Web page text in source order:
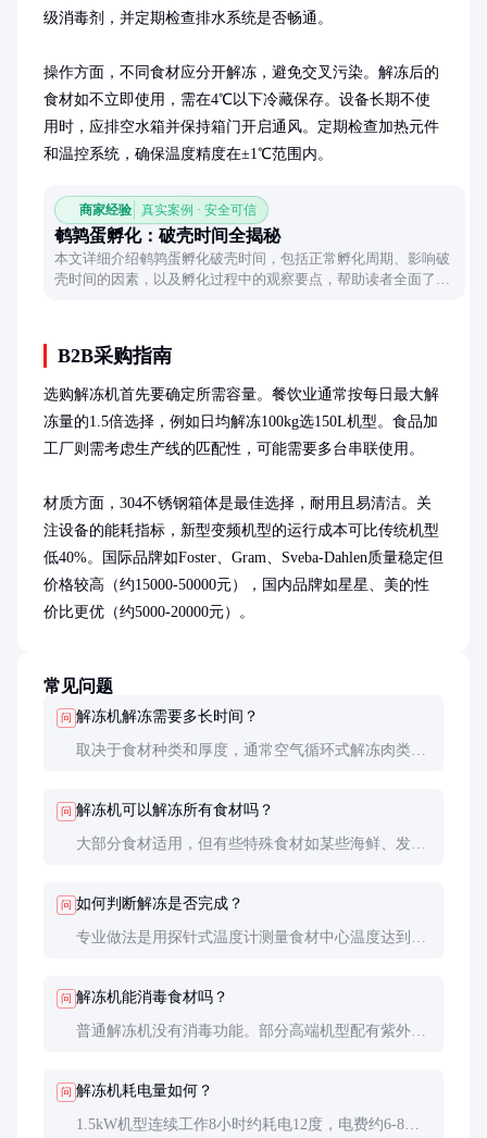
级消毒剂，并定期检查排水系统是否畅通。
操作方面，不同食材应分开解冻，避免交叉污染。解冻后的
食材如不立即使用，需在4℃以下冷藏保存。设备长期不使
用时，应排空水箱并保持箱门开启通风。定期检查加热元件
和温控系统，确保温度精度在±1℃范围内。
商家经验 真实案例 · 安全可信
鹌鹑蛋孵化：破壳时间全揭秘
本文详细介绍鹌鹑蛋孵化破壳时间，包括正常孵化周期、影响破
壳时间的因素，以及孵化过程中的观察要点，帮助读者全面了解
B2B采购指南
选购解冻机首先要确定所需容量。餐饮业通常按每日最大解
冻量的1.5倍选择，例如日均解冻100kg选150L机型。食品加
工厂则需考虑生产线的匹配性，可能需要多台串联使用。
材质方面，304不锈钢箱体是最佳选择，耐用且易清洁。关
注设备的能耗指标，新型变频机型的运行成本可比传统机型
低40%。国际品牌如Foster、Gram、Sveba-Dahlen质量稳定但
价格较高（约15000-50000元），国内品牌如星星、美的性
价比更优（约5000-20000元）。
常见问题
问 解冻机解冻需要多长时间？
取决于食材种类和厚度，通常空气循环式解冻肉类需
问 解冻机可以解冻所有食材吗？
大部分食材适用，但有些特殊食材如某些海鲜、发酵
问 如何判断解冻是否完成？
专业做法是用探针式温度计测量食材中心温度达到0-
问 解冻机能消毒食材吗？
普通解冻机没有消毒功能。部分高端机型配有紫外线
问 解冻机耗电量如何？
1.5kW机型连续工作8小时约耗电12度，电费约6-8